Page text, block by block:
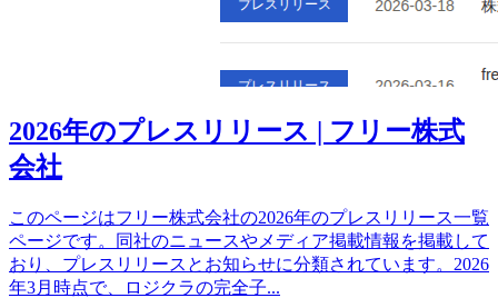
2026年のプレスリリース | フリー株式
会社
このページはフリー株式会社の2026年のプレスリリース一覧
ページです。同社のニュースやメディア掲載情報を掲載して
おり、プレスリリースとお知らせに分類されています。2026
年3月時点で、ロジクラの完全子...